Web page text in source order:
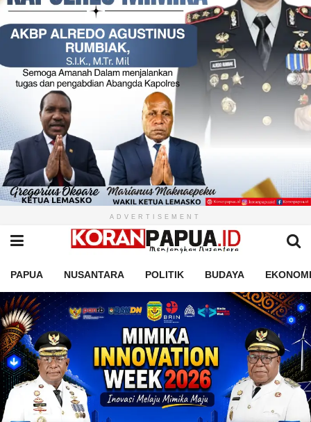
ADVERTISEMENT
PAPUA NUSANTARA POLITIK BUDAYA EKONOMI